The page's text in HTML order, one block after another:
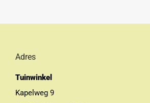
Adres
Tuinwinkel
Kapelweg 9